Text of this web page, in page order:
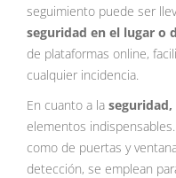
seguimiento puede ser
seguridad en el lugar o
de plataformas online,
cualquier incidencia.
En cuanto a la seguridad,
elementos
como de puertas y
detección, se emplean